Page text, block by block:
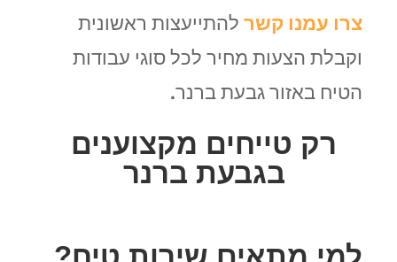
צרו עמנו קשרלהתייעצות ראשונית
וקבלת הצעות מחיר לכל סוגי עבודות
הטיח באזור גבעת ברנר.
רק טייחים מקצוענים
בגבעת ברנר